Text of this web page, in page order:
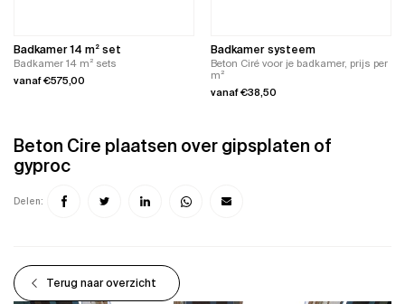
Badkamer 14 m² set
Badkamer 14 m² sets
vanaf€575,00
meerdere
variaties.
Deze
optie
gekozen
Badkamer systeem
Beton Ciré voor je badkamer, prijs per
m²
vanaf€38,50
heeft
meerdere
kan
Beton Cire plaatsen over gipsplaten of
gyproc
Delen:
Terug naar overzicht